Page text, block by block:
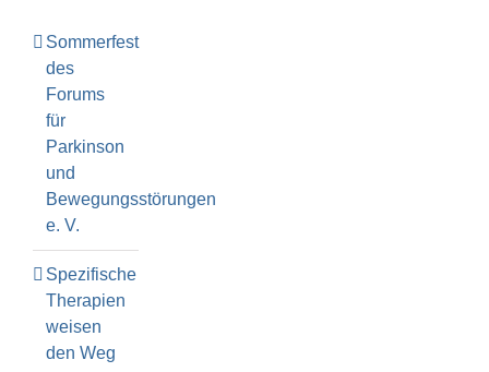
Sommerfest
des
Forums
für
Parkinson
und
Bewegungsstörungen
e. V.
Spezifische
Therapien
weisen
den Weg